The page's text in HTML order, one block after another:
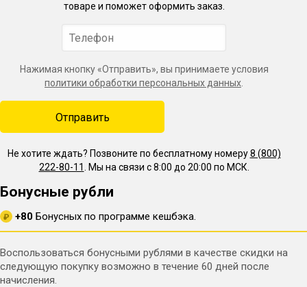
товаре и поможет оформить заказ.
Нажимая кнопку «Отправить», вы принимаете условия
политики обработки персональных данных
Не хотите ждать? Позвоните по бесплатному номеру8 (800)
222-80-11
. Мы на связи с 8:00 до 20:00 по МСК.
Бонусные рубли
₽ +80 Бонусных по программе кешбэка.
Воспользоваться бонусными рублями в качестве скидки на
следующую покупку возможно в течение 60 дней после
начисления.